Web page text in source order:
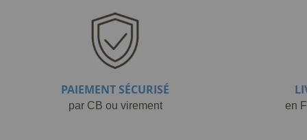
PAIEMENT SÉCURISÉ
par CB ou virement en